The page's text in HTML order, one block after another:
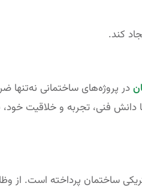
کند.
در پروژه‌های ساختمانی نه‌تنها
فنی، تجربه و خلاقیت
ساختمان پرداخته است. از